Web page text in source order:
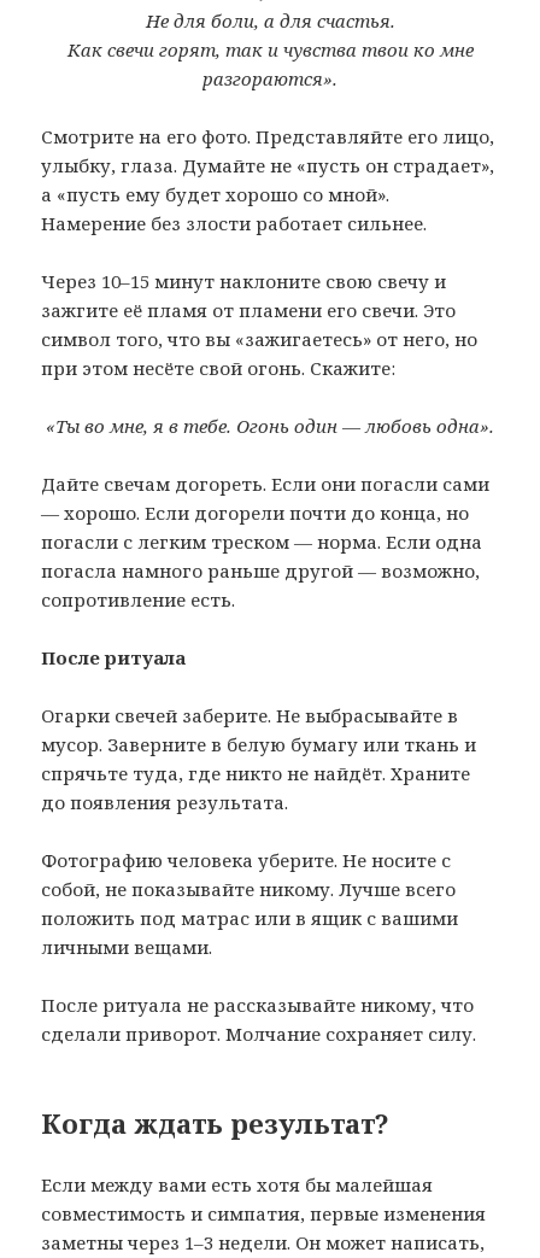
Не для боли, а для счастья.
Как свечи горят, так и чувства твои ко мне
разгораются».
Смотрите на его фото. Представляйте его лицо,
улыбку, глаза. Думайте не «пусть он страдает»,
а «пусть ему будет хорошо со мной».
Намерение без злости работает сильнее.
Через 10–15 минут наклоните свою свечу и
зажгите её пламя от пламени его свечи. Это
символ того, что вы «зажигаетесь» от него, но
при этом несёте свой огонь. Скажите:
«Ты во мне, я в тебе. Огонь один — любовь одна».
Дайте свечам догореть. Если они погасли сами
— хорошо. Если догорели почти до конца, но
погасли с легким треском — норма. Если одна
погасла намного раньше другой — возможно,
сопротивление есть.
После ритуала
Огарки свечей заберите. Не выбрасывайте в
мусор. Заверните в белую бумагу или ткань и
спрячьте туда, где никто не найдёт. Храните
до появления результата.
Фотографию человека уберите. Не носите с
собой, не показывайте никому. Лучше всего
положить под матрас или в ящик с вашими
личными вещами.
После ритуала не рассказывайте никому, что
сделали приворот. Молчание сохраняет силу.
Когда ждать результат?
Если между вами есть хотя бы малейшая
совместимость и симпатия, первые изменения
заметны через 1–3 недели. Он может написать,